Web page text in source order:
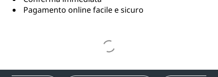
Pagamento online facile e sicuro